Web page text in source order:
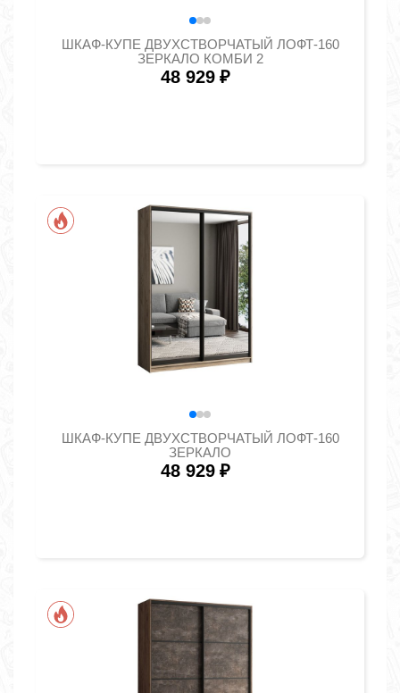
ШКАФ-КУПЕ ДВУХСТВОРЧАТЫЙ ЛОФТ-160
ЗЕРКАЛО КОМБИ 2
48 929 ₽
ШКАФ-КУПЕ ДВУХСТВОРЧАТЫЙ ЛОФТ-160
ЗЕРКАЛО
48 929 ₽